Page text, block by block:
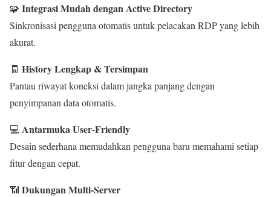
🧩 Integrasi Mudah dengan Active Directory
Sinkronisasi pengguna otomatis untuk pelacakan RDP yang lebih
akurat.
🧾 History Lengkap & Tersimpan
Pantau riwayat koneksi dalam jangka panjang dengan
penyimpanan data otomatis.
💻 Antarmuka User-Friendly
Desain sederhana memudahkan pengguna baru memahami setiap
fitur dengan cepat.
📶 Dukungan Multi-Server